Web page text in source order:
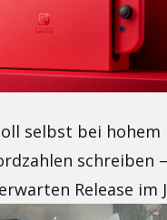
selbst bei hohem
schreiben –
Release im